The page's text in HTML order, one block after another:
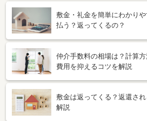
敷金・礼金を簡単にわかり
払う？返ってくるの？
仲介手数料の相場は？計算
費用を抑えるコツを解説
敷金は返ってくる？返還さ
解説